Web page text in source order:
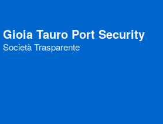
Gioia Tauro Port Security
Società Trasparente